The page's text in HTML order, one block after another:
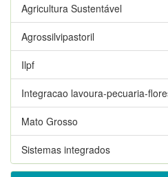
Agricultura Sustentável
Agrossilvipastoril
Ilpf
Integracao lavoura-pecuaria-
Mato Grosso
Sistemas integrados